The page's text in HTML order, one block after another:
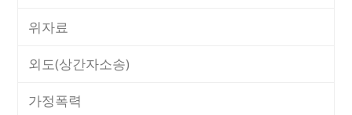
위자료
외도(상간자소송)
가정폭력